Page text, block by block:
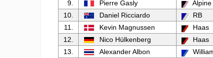
9.
Pierre Gasly Alpine
10.
Daniel Ricciardo RB
11.
Kevin Magnussen Haas
12.
Nico Hülkenberg Haas
13.
Alexander Albon